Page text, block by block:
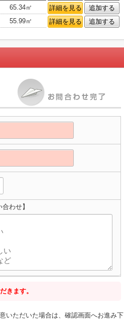
65.34㎡
詳細を見る
追加する
55.99㎡
詳細を見る 追加する
わせ】
きます。
いただいた場合は、確認画面へお進み下